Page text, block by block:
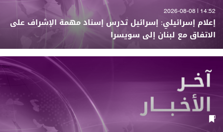
14:52 | 2026-08-08
إعلام إسرائيلي: إسرائيل تدرس إسناد مهمة الإشراف على
الاتفاق مع لبنان إلى سويسرا